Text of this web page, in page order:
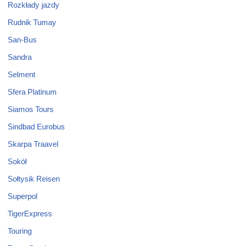
Rozkłady jazdy
Rudnik Tumay
San-Bus
Sandra
Selment
Sfera Platinum
Siamos Tours
Sindbad Eurobus
Skarpa Traavel
Sokół
Sołtysik Reisen
Superpol
TigerExpress
Touring